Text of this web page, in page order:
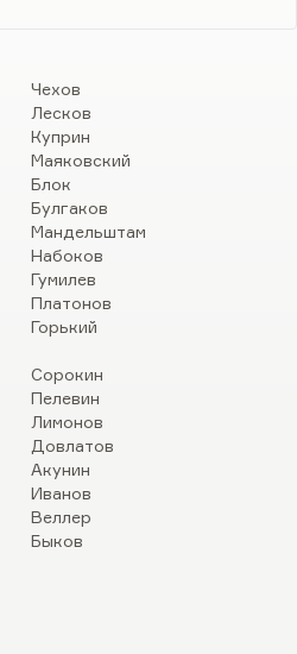
Чехов
Лесков
Куприн
Маяковский
Блок
Булгаков
Мандельштам
Набоков
Гумилев
Платонов
Горький
Сорокин
Пелевин
Лимонов
Довлатов
Акунин
Иванов
Веллер
Быков